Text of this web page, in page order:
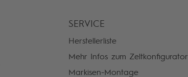
SERVICE
Herstellerliste
Mehr Infos zum Zeltkonfigurator
Markisen-Montage